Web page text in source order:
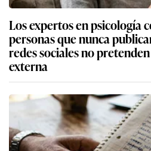
Los expertos en psicología
personas que nunca
redes sociales no
externa